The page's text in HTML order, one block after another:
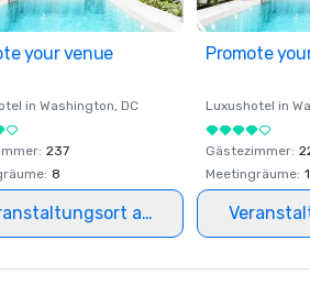
your venue
in Washington, DC
: 237
: 8
auswählen
Promote
Luxushotel in
Gästezimmer:
Meetingräume: